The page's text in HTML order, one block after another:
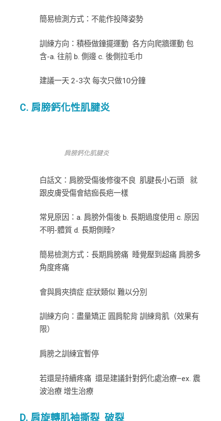
簡易檢測方式：不能作投降姿勢
訓練方向：積極做鐘擺運動 各方向爬牆運動 包
含-a. 往前 b. 側邊 c. 後側拉毛巾
建議一天 2-3次 每次只做10分鐘
C. 肩膀鈣化性肌腱炎
肩膀鈣化肌腱炎
白話文：肩膀受傷後修復不良 肌腱長小石頭 就
跟皮膚受傷會結痂長疤一樣
常見原因：a. 肩膀外傷後 b. 長期過度使用 c. 原因
不明-體質 d. 長期側睡?
簡易檢測方式：長期肩膀痛 睡覺壓到超痛 肩膀多
角度疼痛
會與肩夾擠症 症狀類似 難以分別
訓練方向：盡量矯正 圓肩駝背 訓練背肌（效果有
限）
肩膀之訓練宜暫停
若還是持續疼痛 還是建議針對鈣化處治療–ex. 震
波治療 增生治療
D. 肩旋轉肌袖撕裂 破裂